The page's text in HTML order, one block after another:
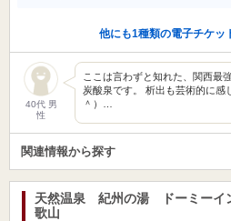
他にも1種類の電子チケッ
40代 男
性
ここは言わずと知れた、関西最
炭酸泉です。 析出も芸術的に感
＾）…
関連情報から探す
天然温泉 紀州の湯 ドーミーイ
歌山